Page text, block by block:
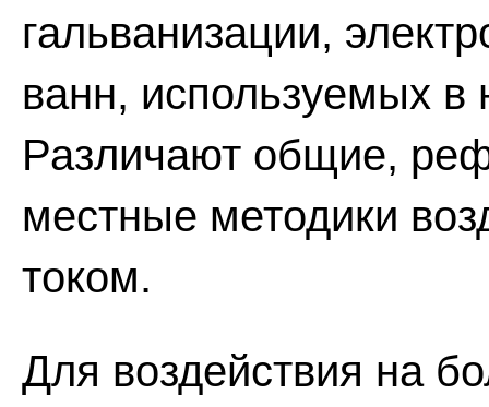
гальванизации,
ванн, используемых в
Различают общие,
местные методики
током.
Для воздействия на